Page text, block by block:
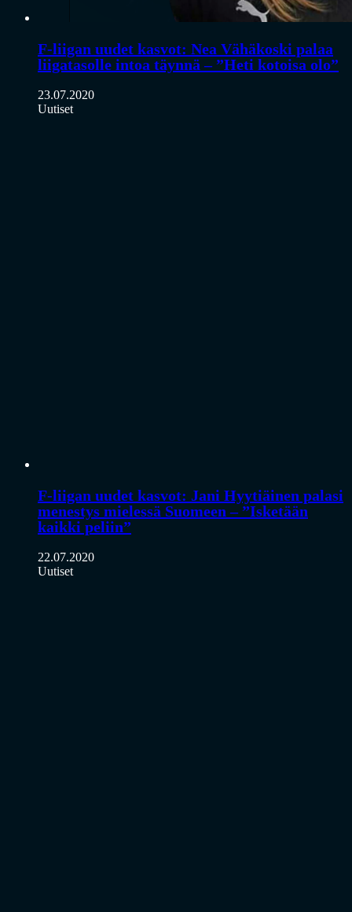
F-liigan uudet kasvot: Nea Vähäkoski palaa
liigatasolle intoa täynnä – ”Heti kotoisa olo”
23.07.2020
Uutiset
F-liigan uudet kasvot: Jani Hyytiäinen palasi
menestys mielessä Suomeen – ”Isketään
kaikki peliin”
22.07.2020
Uutiset